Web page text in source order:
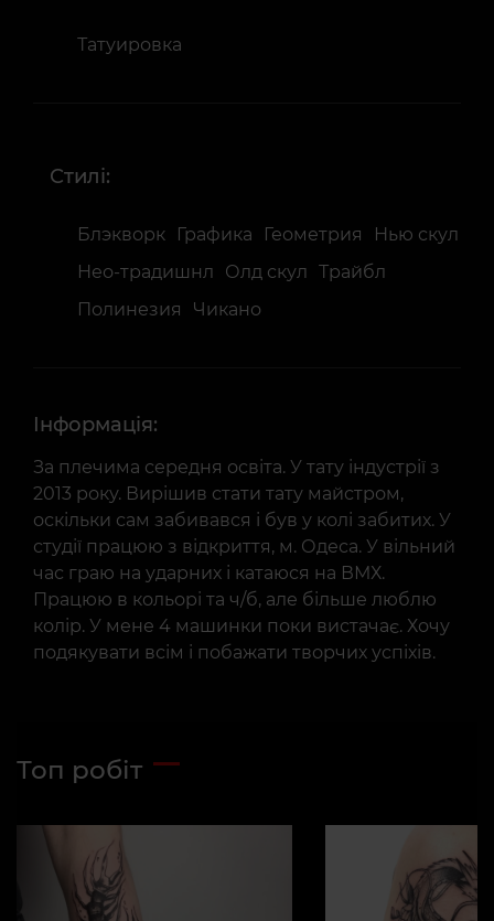
Татуировка
Стилі:
Блэкворк Графика Геометрия
Нью скул
Нео-традишнл
Олд скул Трайбл
Полинезия
Чикано
Інформація:
За плечима середня освіта. У тату індустрії з
2013 року. Вирішив стати тату майстром,
оскільки сам забивався і був у колі забитих. У
студії працюю з відкриття, м. Одеса. У вільний
час граю на ударних і катаюся на ВМХ.
Працюю в кольорі та ч/б, але більше люблю
колір. У мене 4 машинки поки вистачає. Хочу
подякувати всім і побажати творчих успіхів.
Топ робіт